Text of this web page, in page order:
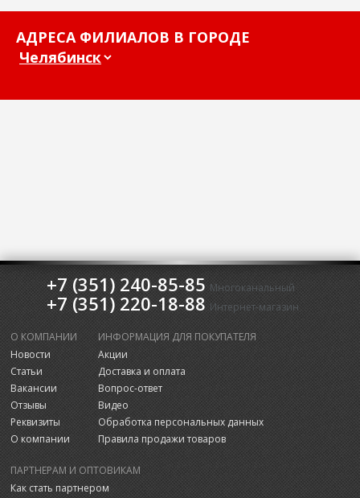
АДРЕСА ФИЛИАЛОВ В ГОРОДЕ
+7 (351) 240-85-85 Многоканальный
+7 (351) 220-18-88 Интернет-магазин
О КОМПАНИИ
Новости
Статьи
Вакансии
Отзывы
Реквизиты
О компании
ИНФОРМАЦИЯ ДЛЯ ПОКУПАТЕЛЯ
Акции
Доставка и оплата
Вопрос-ответ
Видео
Обработка персональных данных
Правила продажи товаров
ПАРТНЕРАМ И ОПТОВИКАМ
Как стать партнером